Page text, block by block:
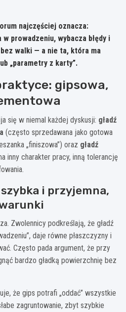
najczęściej oznacza:
w prowadzeniu, wybacza błędy i
walki — a nie ta, która ma
„parametry z karty”.
gipsowa,
się w niemal każdej dyskusji: gładź
(często sprzedawana jako gotowa
„finiszowa”) oraz gładź
inny charakter pracy, inną tolerancję
szybka i przyjemna,
Zwolennicy podkreślają, że gładź
daje równe płaszczyzny i
Często pada argument, że przy
bardzo gładką powierzchnię bez
że gips potrafi „oddać” wszystkie
zagruntowanie, zbyt szybkie